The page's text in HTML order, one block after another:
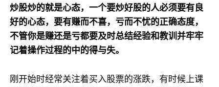
炒股炒的就是心态，一个要炒好股的人必须要有良
好的心态，要有赚而不喜，亏而不忧的正确态度，
不管你是赚还是亏都要及时总结经验和教训并牢牢
记着操作过程的中的得与失。
刚开始时经常关注着买入股票的涨跌，有时候上课